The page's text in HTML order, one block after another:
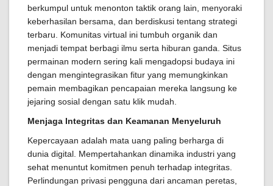
berkumpul untuk menonton taktik orang lain, menyoraki
keberhasilan bersama, dan berdiskusi tentang strategi
terbaru. Komunitas virtual ini tumbuh organik dan
menjadi tempat berbagi ilmu serta hiburan ganda. Situs
permainan modern sering kali mengadopsi budaya ini
dengan mengintegrasikan fitur yang memungkinkan
pemain membagikan pencapaian mereka langsung ke
jejaring sosial dengan satu klik mudah.
Menjaga Integritas dan Keamanan Menyeluruh
Kepercayaan adalah mata uang paling berharga di
dunia digital. Mempertahankan dinamika industri yang
sehat menuntut komitmen penuh terhadap integritas.
Perlindungan privasi pengguna dari ancaman peretas,